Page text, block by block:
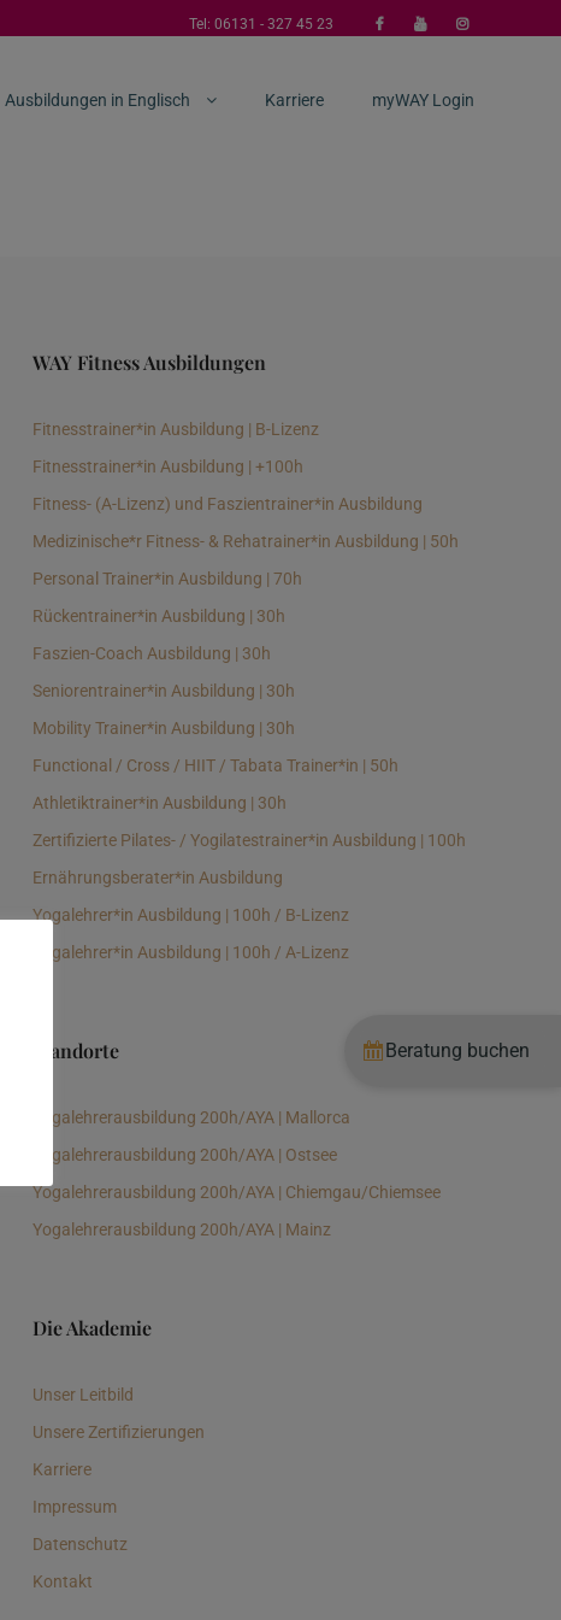
Tel: 06131 - 327 45 23
Ausbildungen in Englisch Karriere myWAY Login
WAY Fitness Ausbildungen
Fitnesstrainer*in Ausbildung | B-Lizenz
Fitnesstrainer*in Ausbildung | +100h
Fitness- (A-Lizenz) und Faszientrainer*in Ausbildung
Medizinische*r Fitness- & Rehatrainer*in Ausbildung | 50h
Personal Trainer*in Ausbildung | 70h
Rückentrainer*in Ausbildung | 30h
Faszien-Coach Ausbildung | 30h
Seniorentrainer*in Ausbildung | 30h
Mobility Trainer*in Ausbildung | 30h
Functional / Cross / HIIT / Tabata Trainer*in | 50h
Athletiktrainer*in Ausbildung | 30h
Zertifizierte Pilates- / Yogilatestrainer*in Ausbildung | 100h
Ernährungsberater*in Ausbildung
Yogalehrer*in Ausbildung | 100h / B-Lizenz
Yogalehrer*in Ausbildung | 100h / A-Lizenz
Standorte
Yogalehrerausbildung 200h/AYA | Mallorca
Yogalehrerausbildung 200h/AYA | Ostsee
Yogalehrerausbildung 200h/AYA | Chiemgau/Chiemsee
Yogalehrerausbildung 200h/AYA | Mainz
Die Akademie
Unser Leitbild
Unsere Zertifizierungen
Karriere
Impressum
Datenschutz
Kontakt
Beratung buchen